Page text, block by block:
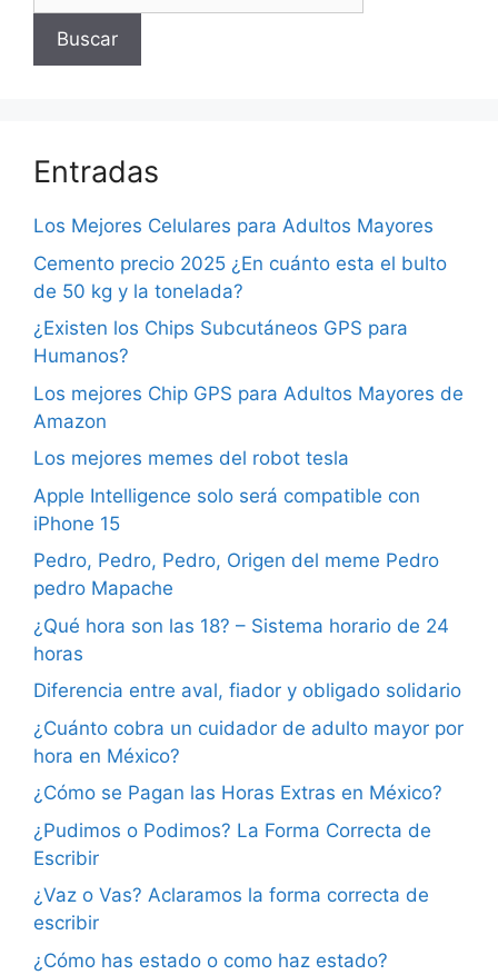
Buscar
Entradas
Los Mejores Celulares para Adultos Mayores
Cemento precio 2025 ¿En cuánto esta el bulto
de 50 kg y la tonelada?
¿Existen los Chips Subcutáneos GPS para
Humanos?
Los mejores Chip GPS para Adultos Mayores de
Amazon
Los mejores memes del robot tesla
Apple Intelligence solo será compatible con
iPhone 15
Pedro, Pedro, Pedro, Origen del meme Pedro
pedro Mapache
¿Qué hora son las 18? – Sistema horario de 24
horas
Diferencia entre aval, fiador y obligado solidario
¿Cuánto cobra un cuidador de adulto mayor por
hora en México?
¿Cómo se Pagan las Horas Extras en México?
¿Pudimos o Podimos? La Forma Correcta de
Escribir
¿Vaz o Vas? Aclaramos la forma correcta de
escribir
¿Cómo has estado o como haz estado?